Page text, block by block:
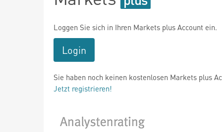
Loggen Sie sich in Ihren Markets plus Account ein.
Login
Sie haben noch keinen kostenlosen Markets plus
Jetzt registrieren!